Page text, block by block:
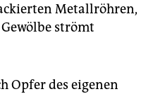
Metallröhren,
strömt
Opfer des eigenen